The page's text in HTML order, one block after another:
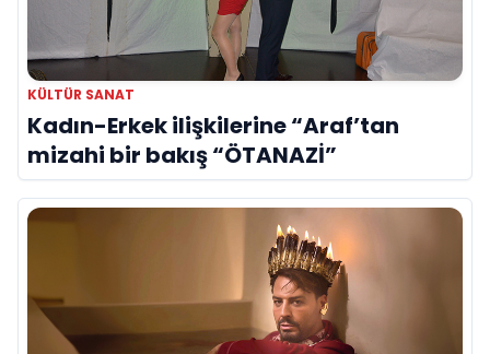
KÜLTÜR SANAT
Kadın-Erkek ilişkilerine “Araf’tan
mizahi bir bakış “ÖTANAZİ”